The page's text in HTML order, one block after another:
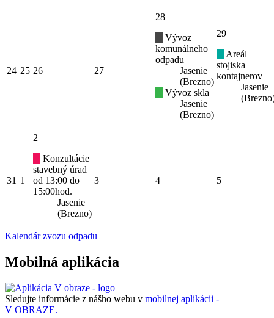
24 25 26 27
28
Vývoz
komunálneho
odpadu
Jasenie
(Brezno)
Vývoz skla
Jasenie
(Brezno)
29
Areál
stojiska
kontajnerov
Jasenie
31 1
2
Konzultácie
stavebný úrad
od 13:00 do
15:00hod.
Jasenie
(Brezno)
3 4 5
Kalendár zvozu odpadu
Mobilná aplikácia
Sledujte informácie z nášho webu v mobilnej aplikácii -
V OBRAZE.